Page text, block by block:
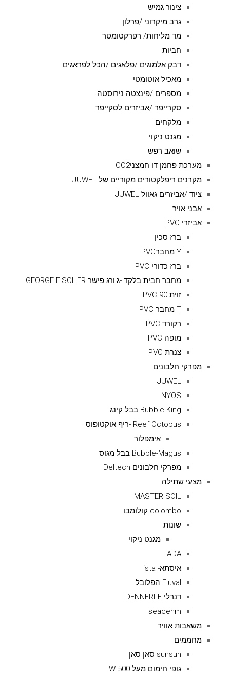
צינור גמיש
גרב מיקרוני /פרלון
מד מליחות/ רפרקטומטר
חביות
דבק אלמוגים /פלאגים /הכל לפראגים
מאכיל אוטומטי
מספרים /פינצטה נירוסטה
סקרייפר /אביזרים לסקייפר
מלקחים
מגנט ניקוי
שואב רפש
מערכת פחמן דו חמצניCO2
מקרנים ריפלקטורים מקוריים של JUWEL
ציוד /אביזרים גאוול JUWEL
אבני אויר
אביזרי PVC
ברז סכין
Y מחברPVC
ברז כדורי PVC
מחבר חבית בלקד -ג'ורג פישר GEORGE FISCHER
זוית 90 PVC
T מחבר PVC
רקורד PVC
מופה PVC
צנרת PVC
מפרקי חלבונים
JUWEL
NYOS
Bubble King בבל קינג
Reef Octopus -ריף אוקטופוס
אימפלור
Bubble-Magus בבל מגוס
מפרקי חלבונים Deltech
מצעי שתילה
MASTER SOIL
colombo קולומבו
שונות
מגנט ניקוי
ADA
איסתא- ista
Fluval הפלובל
דנרלי DENNERLE
seacehm
משאבות אוויר
מחממים
sunsun סאן סאן
גופי חימום מעל 500 W